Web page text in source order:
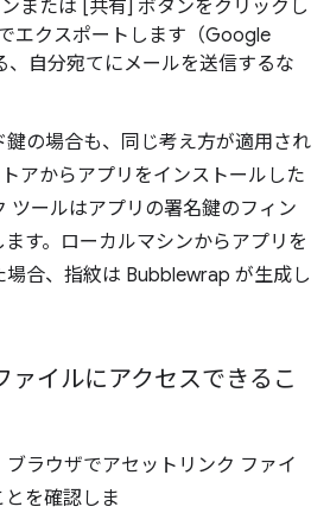
または [共有] ボタンをクリックし
エクスポートします（Google
、自分宛てにメールを送信するな
の場合も、同じ考え方が適用され
アからアプリをインストールした
ツールはアプリの署名鍵のフィン
す。ローカルマシンからアプリを
合、指紋は Bubblewrap が生成し
ァイルにアクセスできるこ
ラウザでアセットリンク ファイ
を確認しま